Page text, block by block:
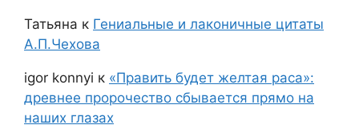
Татьяна к Гениальные и лаконичные цитаты
А.П.Чехова
igor konnyi к «Править будет желтая раса»:
древнее пророчество сбывается прямо на
наших глазах